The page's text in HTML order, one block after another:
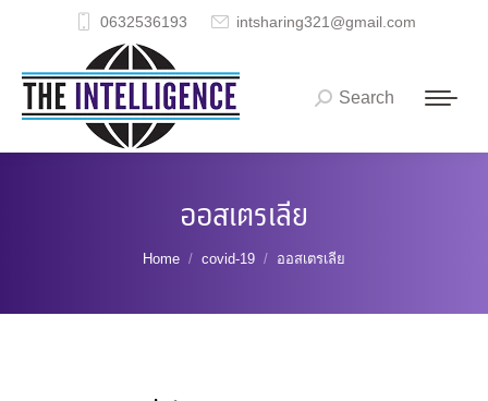
0632536193 intsharing321@gmail.com
Search:
Search
ออสเตรเลีย
You are here:
Home covid-19 ออสเตรเลีย